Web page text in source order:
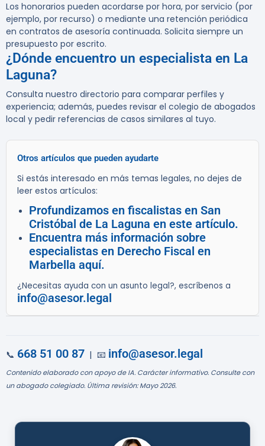
Los honorarios pueden acordarse por hora, por servicio (por
ejemplo, por recurso) o mediante una retención periódica
en contratos de asesoría continuada. Solicita siempre un
presupuesto por escrito.
¿Dónde encuentro un especialista en La
Laguna?
Consulta nuestro directorio para comparar perfiles y
experiencia; además, puedes revisar el colegio de abogados
local y pedir referencias de casos similares al tuyo.
Otros artículos que pueden ayudarte
Si estás interesado en más temas legales, no dejes de
leer estos artículos:
Profundizamos en fiscalistas en San
Cristóbal de La Laguna en este artículo.
Encuentra más información sobre
especialistas en Derecho Fiscal en
Marbella aquí.
¿Necesitas ayuda con un asunto legal?, escríbenos a
info@asesor.legal
📞 668 51 00 87 | 📧 info@asesor.legal
Contenido elaborado con apoyo de IA. Carácter informativo. Consulte con
un abogado colegiado. Última revisión: Mayo 2026.